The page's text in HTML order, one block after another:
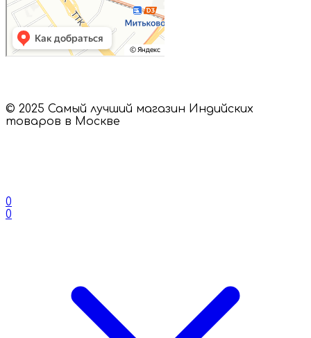
© 2025 Самый лучший магазин Индийских
товаров в Москве
0
0